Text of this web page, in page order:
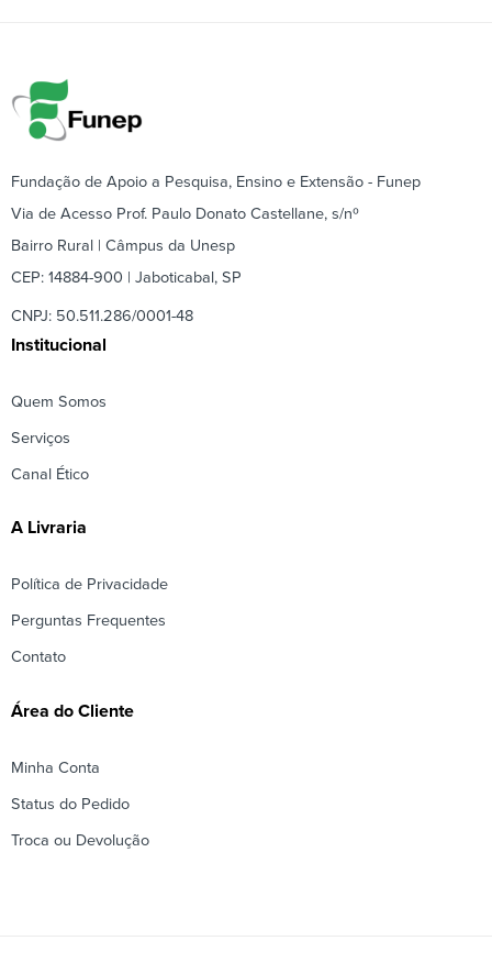
Fundação de Apoio a Pesquisa, Ensino e Extensão - Funep
Via de Acesso Prof. Paulo Donato Castellane, s/nº
Bairro Rural | Câmpus da Unesp
CEP: 14884-900 | Jaboticabal, SP
CNPJ: 50.511.286/0001-48
Institucional
Quem Somos
Serviços
Canal Ético
A Livraria
Política de Privacidade
Perguntas Frequentes
Contato
Área do Cliente
Minha Conta
Status do Pedido
Troca ou Devolução